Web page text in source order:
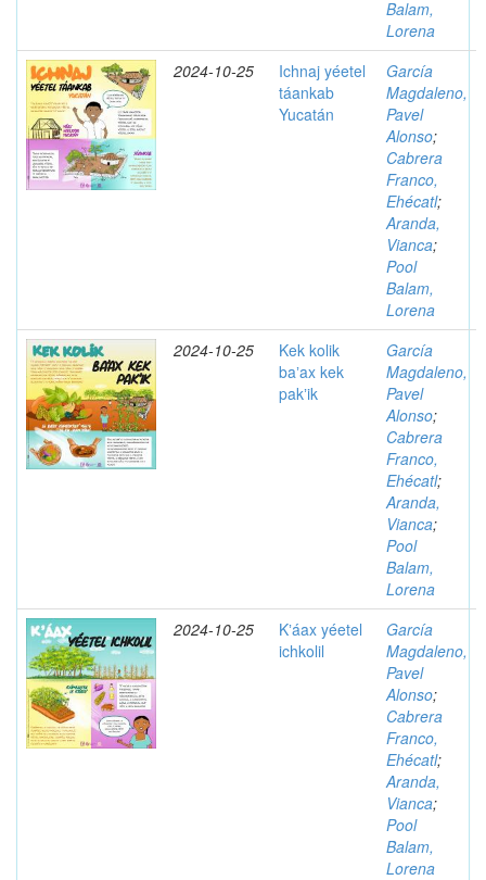
Balam,
Lorena
2024-10-25
Ichnaj yéetel
táankab
Yucatán
García
Magdaleno,
Pavel
Alonso;
Cabrera
Franco,
Ehécatl;
Aranda,
Vianca;
Pool
Balam,
Lorena
2024-10-25
Kek kolik
baʼax kek
pakʼik
García
Magdaleno,
Pavel
Alonso;
Cabrera
Franco,
Ehécatl;
Aranda,
Vianca;
Pool
Balam,
Lorena
2024-10-25
Kʼáax yéetel
ichkolil
García
Magdaleno,
Pavel
Alonso;
Cabrera
Franco,
Ehécatl;
Aranda,
Vianca;
Pool
Balam,
Lorena